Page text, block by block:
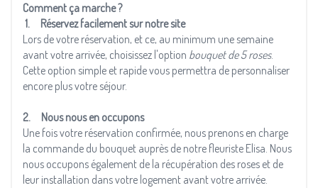
Comment ça marche ?
1. Réservez facilement sur notre site
Lors de votre réservation, et ce, au minimum une semaine
avant votre arrivée, choisissez l'option bouquet de 5 roses.
Cette option simple et rapide vous permettra de personnaliser
encore plus votre séjour.
2. Nous nous en occupons
Une fois votre réservation confirmée, nous prenons en charge
la commande du bouquet auprès de notre fleuriste Elisa. Nous
nous occupons également de la récupération des roses et de
leur installation dans votre logement avant votre arrivée.